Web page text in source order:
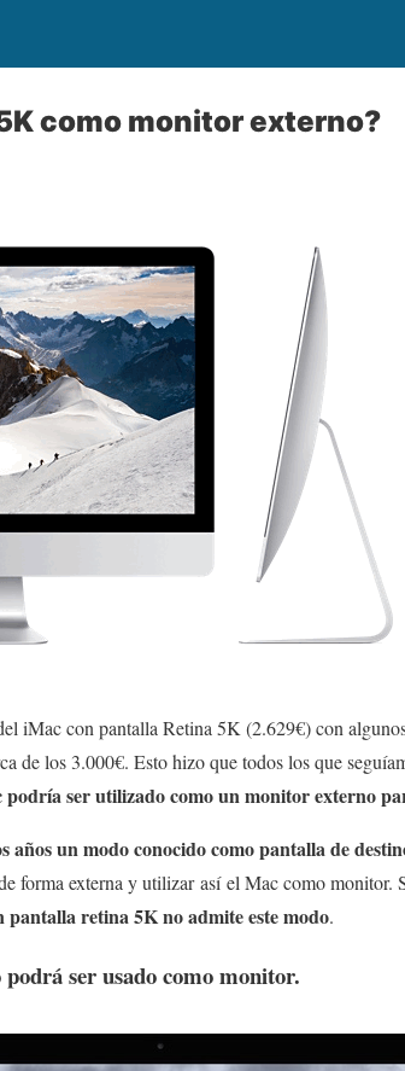
como monitor externo?
iMac con pantalla Retina 5K (2.629€) con
de los 3.000€. Esto hizo que todos los que
podría ser utilizado como un monitor externo
un modo conocido como pantalla de
forma externa y utilizar así el Mac como monitor.
pantalla retina 5K no admite este modo.
ser usado como monitor.